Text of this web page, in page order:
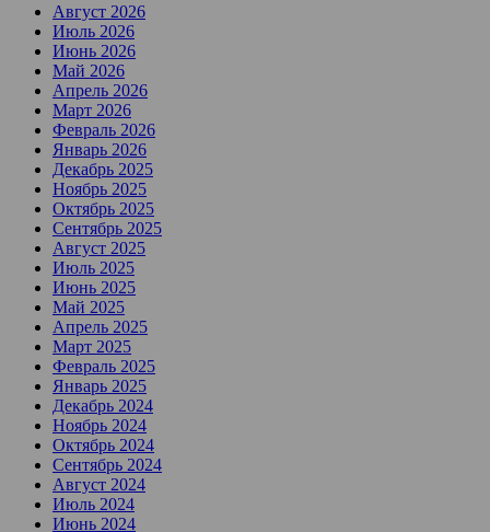
Август 2026
Июль 2026
Июнь 2026
Май 2026
Апрель 2026
Март 2026
Февраль 2026
Январь 2026
Декабрь 2025
Ноябрь 2025
Октябрь 2025
Сентябрь 2025
Август 2025
Июль 2025
Июнь 2025
Май 2025
Апрель 2025
Март 2025
Февраль 2025
Январь 2025
Декабрь 2024
Ноябрь 2024
Октябрь 2024
Сентябрь 2024
Август 2024
Июль 2024
Июнь 2024